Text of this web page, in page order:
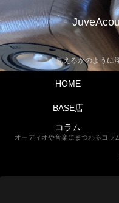
見えるかのように
HOME
BASE店
コラム
オーディオや音楽にまつわるコラ